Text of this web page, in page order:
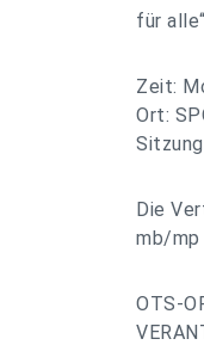
für
Zeit:
Ort:
Die
mb/mp
OTS-